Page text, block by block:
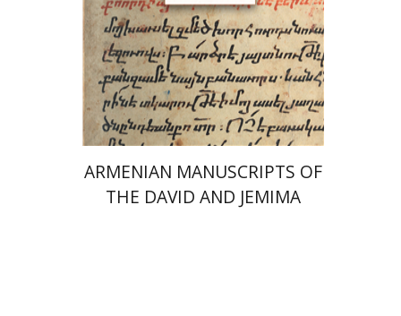
הנחת אתר ספר מודפס
$86
$77
ARMENIAN MANUSCRIPTS OF
THE DAVID AND JEMIMA